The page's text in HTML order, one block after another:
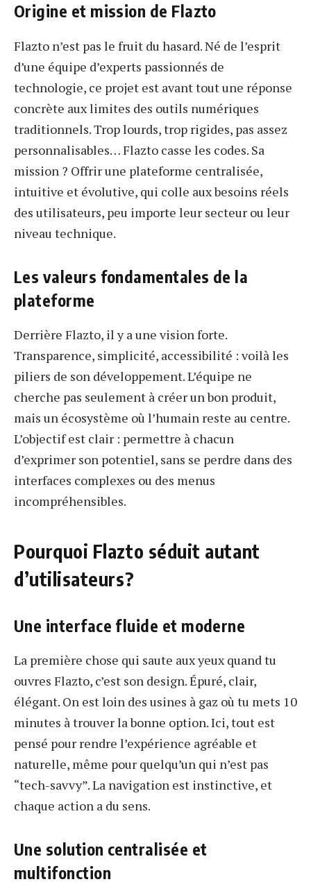
Origine et mission de Flazto
Flazto n’est pas le fruit du hasard. Né de l’esprit
d’une équipe d’experts passionnés de
technologie, ce projet est avant tout une réponse
concrète aux limites des outils numériques
traditionnels. Trop lourds, trop rigides, pas assez
personnalisables… Flazto casse les codes. Sa
mission ? Offrir une plateforme centralisée,
intuitive et évolutive, qui colle aux besoins réels
des utilisateurs, peu importe leur secteur ou leur
niveau technique.
Les valeurs fondamentales de la
plateforme
Derrière Flazto, il y a une vision forte.
Transparence, simplicité, accessibilité : voilà les
piliers de son développement. L’équipe ne
cherche pas seulement à créer un bon produit,
mais un écosystème où l’humain reste au centre.
L’objectif est clair : permettre à chacun
d’exprimer son potentiel, sans se perdre dans des
interfaces complexes ou des menus
incompréhensibles.
Pourquoi Flazto séduit autant
d’utilisateurs?
Une interface fluide et moderne
La première chose qui saute aux yeux quand tu
ouvres Flazto, c’est son design. Épuré, clair,
élégant. On est loin des usines à gaz où tu mets 10
minutes à trouver la bonne option. Ici, tout est
pensé pour rendre l’expérience agréable et
naturelle, même pour quelqu’un qui n’est pas
“tech-savvy”. La navigation est instinctive, et
chaque action a du sens.
Une solution centralisée et
multifonction